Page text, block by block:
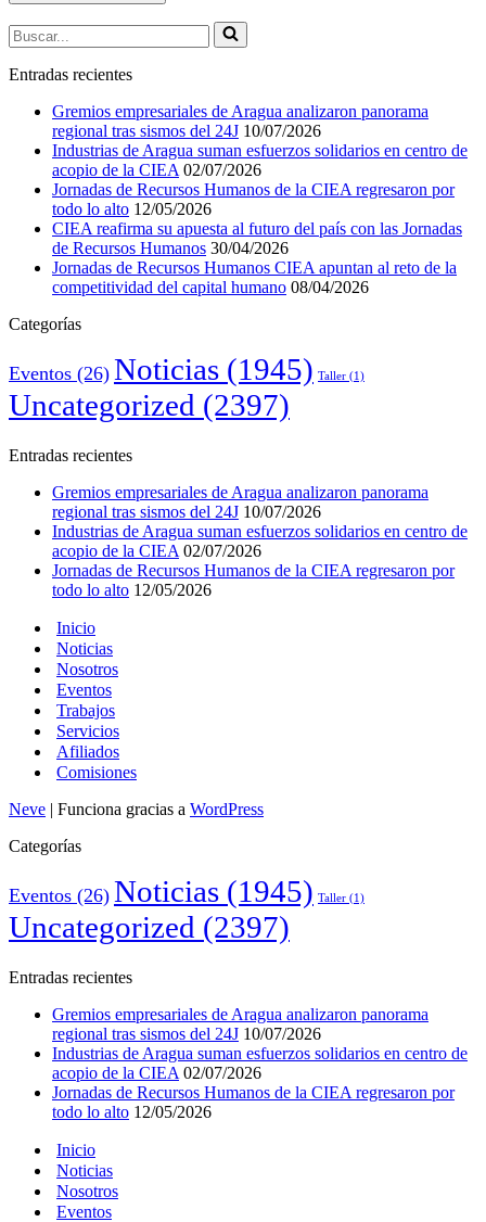
Buscar...
Entradas recientes
Gremios empresariales de Aragua analizaron panorama
regional tras sismos del 24J 10/07/2026
Industrias de Aragua suman esfuerzos solidarios en centro de
acopio de la CIEA 02/07/2026
Jornadas de Recursos Humanos de la CIEA regresaron por
todo lo alto 12/05/2026
CIEA reafirma su apuesta al futuro del país con las Jornadas
de Recursos Humanos 30/04/2026
Jornadas de Recursos Humanos CIEA apuntan al reto de la
competitividad del capital humano 08/04/2026
Categorías
Eventos (26) Noticias (1945) Taller (1)
Uncategorized (2397)
Entradas recientes
Gremios empresariales de Aragua analizaron panorama
regional tras sismos del 24J 10/07/2026
Industrias de Aragua suman esfuerzos solidarios en centro de
acopio de la CIEA 02/07/2026
Jornadas de Recursos Humanos de la CIEA regresaron por
todo lo alto 12/05/2026
Inicio
Noticias
Nosotros
Eventos
Trabajos
Servicios
Afiliados
Comisiones
Neve | Funciona gracias a WordPress
Categorías
Eventos (26) Noticias (1945) Taller (1)
Uncategorized (2397)
Entradas recientes
Gremios empresariales de Aragua analizaron panorama
regional tras sismos del 24J 10/07/2026
Industrias de Aragua suman esfuerzos solidarios en centro de
acopio de la CIEA 02/07/2026
Jornadas de Recursos Humanos de la CIEA regresaron por
todo lo alto 12/05/2026
Inicio
Noticias
Nosotros
Eventos